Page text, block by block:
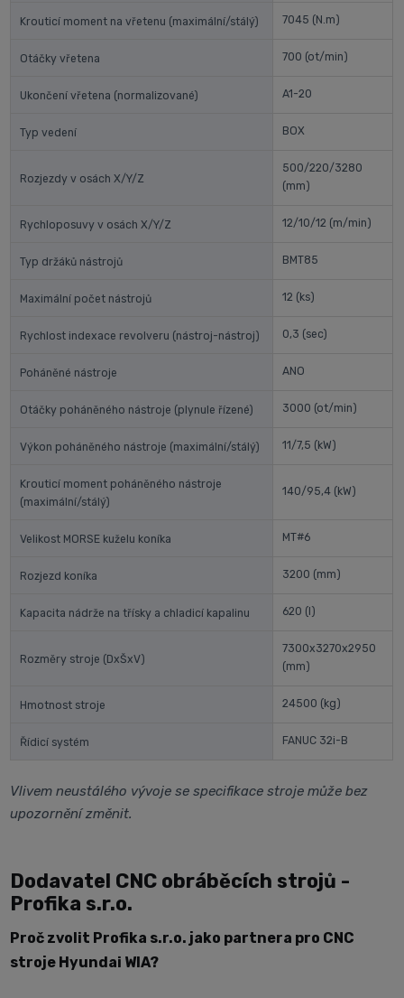
Krouticí moment na vřetenu (maximální/stálý) 7045 (N.m)
Otáčky vřetena 700 (ot/min)
Ukončení vřetena (normalizované) A1-20
Typ vedení BOX
Rozjezdy v osách X/Y/Z
500/220/3280
(mm)
Rychloposuvy v osách X/Y/Z 12/10/12 (m/min)
Typ držáků nástrojů BMT85
Maximální počet nástrojů 12 (ks)
Rychlost indexace revolveru (nástroj-nástroj) 0,3 (sec)
Poháněné nástroje ANO
Otáčky poháněného nástroje (plynule řízené) 3000 (ot/min)
Výkon poháněného nástroje (maximální/stálý) 11/7,5 (kW)
Krouticí moment poháněného nástroje
(maximální/stálý)
140/95,4 (kW)
Velikost MORSE kuželu koníka MT#6
Rozjezd koníka 3200 (mm)
Kapacita nádrže na třísky a chladicí kapalinu 620 (l)
Rozměry stroje (DxŠxV)
7300x3270x2950
(mm)
Hmotnost stroje 24500 (kg)
Řídicí systém FANUC 32i-B
Vlivem neustálého vývoje se specifikace stroje může bez
upozornění změnit.
Dodavatel CNC obráběcích strojů -
Profika s.r.o.
Proč zvolit Profika s.r.o. jako partnera pro CNC
stroje Hyundai WIA?